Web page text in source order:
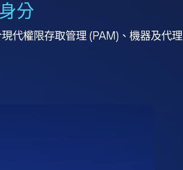
分
代權限存取管理 (PAM)、機器及代理